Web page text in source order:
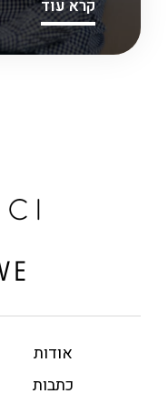
קרא עוד
אודות
כתבות